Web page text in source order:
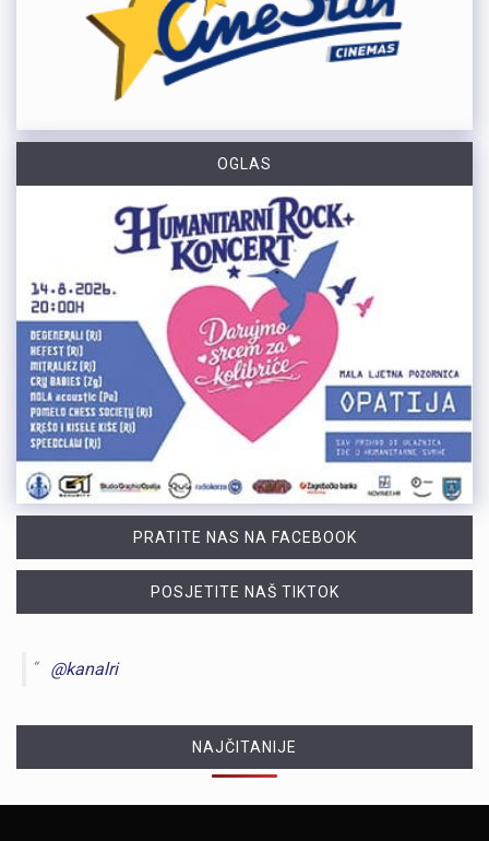
OGLAS
PRATITE NAS NA FACEBOOK
POSJETITE NAŠ TIKTOK
@kanalri
NAJČITANIJE